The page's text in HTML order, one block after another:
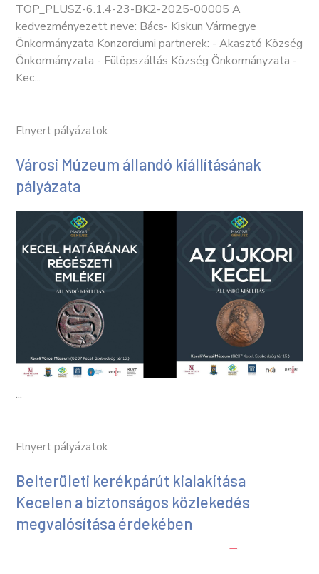
TOP_PLUSZ-6.1.4-23-BK2-2025-00005 A
kedvezményezett neve: Bács- Kiskun Vármegye
Önkormányzata Konzorciumi partnerek: - Akasztó Község
Önkormányzata - Fülöpszállás Község Önkormányzata -
Kec...
Elnyert pályázatok
Városi Múzeum állandó kiállításának
pályázata
...
Elnyert pályázatok
Belterületi kerékpárút kialakítása
Kecelen a biztonságos közlekedés
megvalósítása érdekében